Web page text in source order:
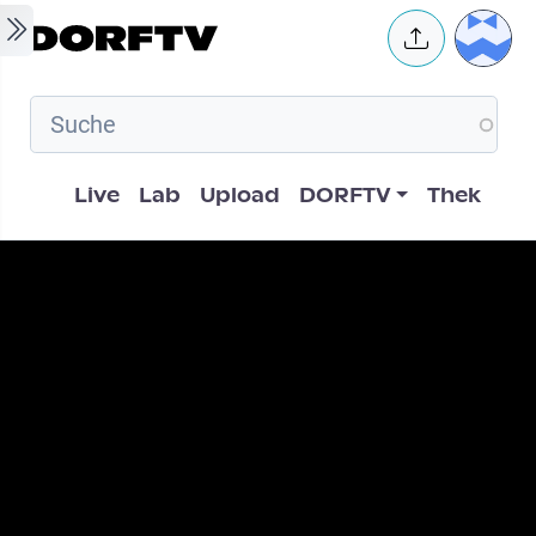
Skip to main content User
Hauptnavigation
Live Lab Upload DORFTV Thek